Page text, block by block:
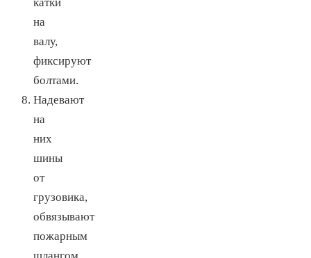
на
валу,
фиксируют
болтами.
Надевают
на
них
шины
от
грузовика,
обвязывают
пожарным